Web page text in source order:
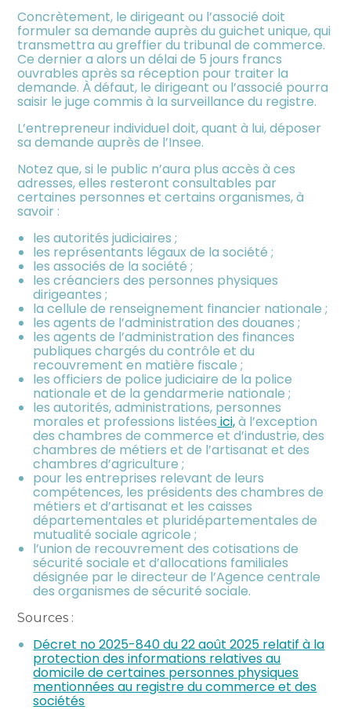
Concrètement, le dirigeant ou l’associé doit
formuler sa demande auprès du guichet unique, qui
transmettra au greffier du tribunal de commerce.
Ce dernier a alors un délai de 5 jours francs
ouvrables après sa réception pour traiter la
demande. À défaut, le dirigeant ou l’associé pourra
saisir le juge commis à la surveillance du registre.
L’entrepreneur individuel doit, quant à lui, déposer
sa demande auprès de l’Insee.
Notez que, si le public n’aura plus accès à ces
adresses, elles resteront consultables par
certaines personnes et certains organismes, à
savoir :
les autorités judiciaires ;
les représentants légaux de la société ;
les associés de la société ;
les créanciers des personnes physiques
dirigeantes ;
la cellule de renseignement financier nationale ;
les agents de l’administration des douanes ;
les agents de l’administration des finances
publiques chargés du contrôle et du
recouvrement en matière fiscale ;
les officiers de police judiciaire de la police
nationale et de la gendarmerie nationale ;
les autorités, administrations, personnes
morales et professions listées ici,à l’exception
des chambres de commerce et d’industrie, des
chambres de métiers et de l’artisanat et des
chambres d’agriculture ;
pour les entreprises relevant de leurs
compétences, les présidents des chambres de
métiers et d’artisanat et les caisses
départementales et pluridépartementales de
mutualité sociale agricole ;
l’union de recouvrement des cotisations de
sécurité sociale et d’allocations familiales
désignée par le directeur de l’Agence centrale
des organismes de sécurité sociale.
Sources :
Décret no 2025-840 du 22 août 2025 relatif à la
protection des informations relatives au
domicile de certaines personnes physiques
mentionnées au registre du commerce et des
sociétés